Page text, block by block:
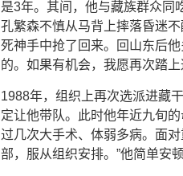
是3年。其间，他与藏族群众同
孔繁森不慎从马背上摔落昏迷
死神手中抢了回来。回山东后
的。如果有机会，我愿再次踏
1988年，组织上再次选派进藏
定让他带队。此时他年近九旬
过几次大手术、体弱多病。面
部，服从组织安排。”他简单安